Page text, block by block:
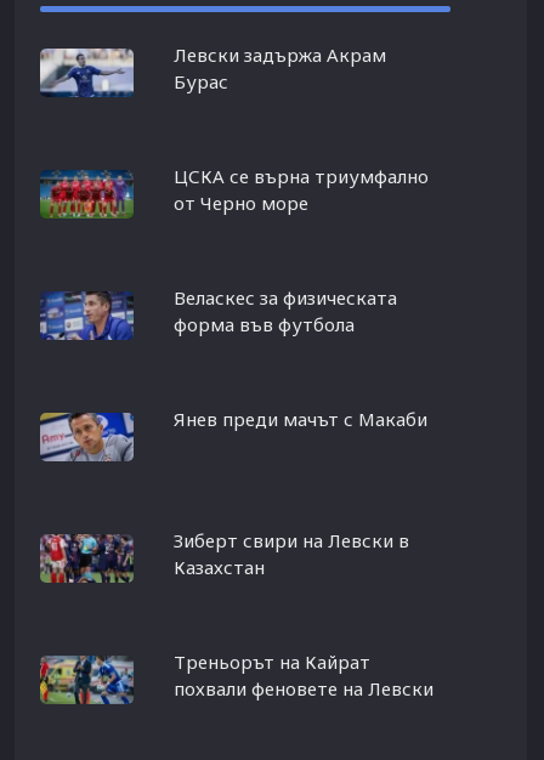
Левски задържа Акрам
Бурас
ЦСКА се върна триумфално
от Черно море
Веласкес за физическата
форма във футбола
Янев преди мачът с Макаби
Зиберт свири на Левски в
Казахстан
Треньорът на Кайрат
похвали феновете на Левски